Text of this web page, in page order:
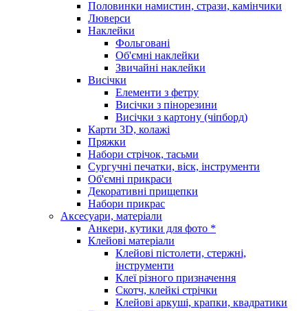
Половинки намистин, стрази, камінчики
Люверси
Наклейки
Фольговані
Об'ємні наклейки
Звичайні наклейки
Висічки
Елементи з фетру
Висічки з пінорезини
Висічки з картону (чіпборд)
Карти 3D, колажі
Пряжки
Набори стрічок, тасьми
Сургучні печатки, віск, інструменти
Об'ємні прикраси
Декоративні прищепки
Набори прикрас
Аксесуари, матеріали
Анкери, кутики для фото *
Клейові матеріали
Клейові пістолети, стержні,
інструменти
Клеї різного призначення
Скотч, клейкі стрічки
Клейові аркуші, крапки, квадратики